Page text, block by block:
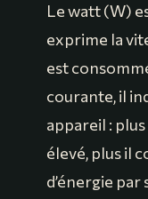
Le watt (W)
exprime la
est
courante, il
appareil :
élevé, plus il
d’énergie